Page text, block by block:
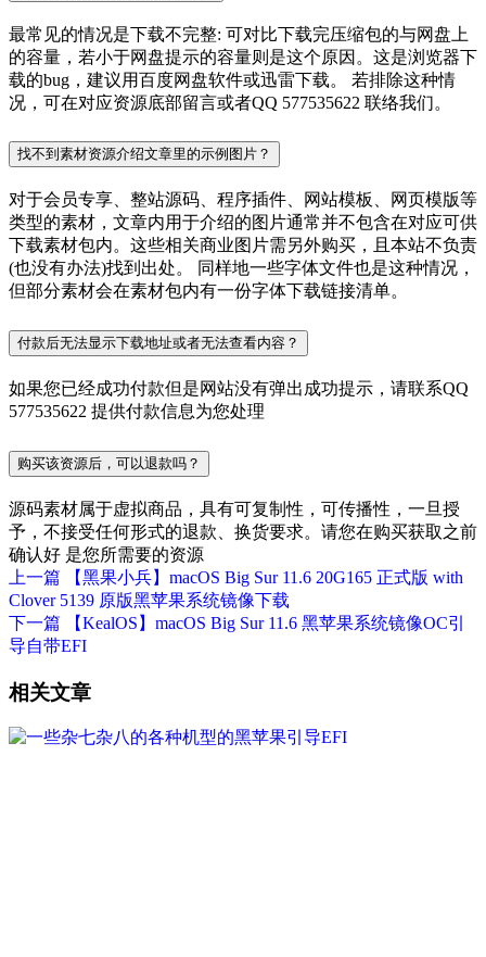
最常见的情况是下载不完整: 可对比下载完压缩包的与网盘上
的容量，若小于网盘提示的容量则是这个原因。这是浏览器下
载的bug，建议用百度网盘软件或迅雷下载。 若排除这种情
况，可在对应资源底部留言或者QQ 577535622 联络我们。
找不到素材资源介绍文章里的示例图片？
对于会员专享、整站源码、程序插件、网站模板、网页模版等
类型的素材，文章内用于介绍的图片通常并不包含在对应可供
下载素材包内。这些相关商业图片需另外购买，且本站不负责
(也没有办法)找到出处。 同样地一些字体文件也是这种情况，
但部分素材会在素材包内有一份字体下载链接清单。
付款后无法显示下载地址或者无法查看内容？
如果您已经成功付款但是网站没有弹出成功提示，请联系QQ
577535622 提供付款信息为您处理
购买该资源后，可以退款吗？
源码素材属于虚拟商品，具有可复制性，可传播性，一旦授
予，不接受任何形式的退款、换货要求。请您在购买获取之前
确认好 是您所需要的资源
上一篇
【黑果小兵】macOS Big Sur 11.6 20G165 正式版 with
Clover 5139 原版黑苹果系统镜像下载
下一篇
【KealOS】macOS Big Sur 11.6 黑苹果系统镜像OC引
导自带EFI
相关文章